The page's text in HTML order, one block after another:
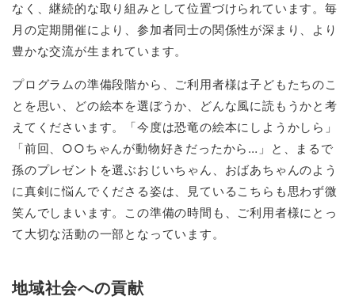
なく、継続的な取り組みとして位置づけられています。毎
月の定期開催により、参加者同士の関係性が深まり、より
豊かな交流が生まれています。
プログラムの準備段階から、ご利用者様は子どもたちのこ
とを思い、どの絵本を選ぼうか、どんな風に読もうかと考
えてくださいます。「今度は恐竜の絵本にしようかしら」
「前回、○○ちゃんが動物好きだったから…」と、まるで
孫のプレゼントを選ぶおじいちゃん、おばあちゃんのよう
に真剣に悩んでくださる姿は、見ているこちらも思わず微
笑んでしまいます。この準備の時間も、ご利用者様にとっ
て大切な活動の一部となっています。
地域社会への貢献